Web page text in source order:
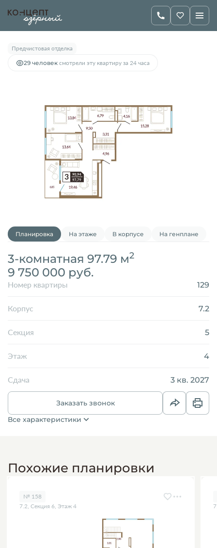
3-комнатная97.79 м 9 750 000 руб.
Предчистовая отделка
29 человек смотрели эту квартиру за 24 часа
Планировка На этаже В корпусе На генплане
3-комнатная 97.79 м2
9 750 000 руб.
Номер квартиры 129
Корпус 7.2
Секция 5
Этаж 4
Сдача 3 кв. 2027
Заказать звонок
Все характеристики
Похожие планировки
№ 158
7.2, Секция 6, Этаж 4